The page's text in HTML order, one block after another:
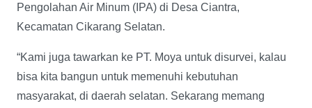
Pengolahan Air Minum (IPA) di Desa Ciantra,
Kecamatan Cikarang Selatan.
“Kami juga tawarkan ke PT. Moya untuk disurvei, kalau
bisa kita bangun untuk memenuhi kebutuhan
masyarakat, di daerah selatan. Sekarang memang